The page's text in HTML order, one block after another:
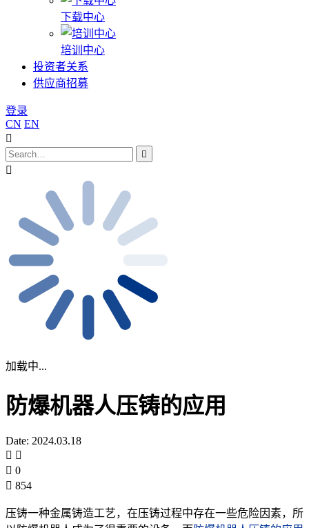
下载中心
培训中心
投资者关系
供应商招募
登录
CN EN
加载中...
防爆机器人压铸的应用
Date: 2024.03.18
0
854
压铸一种金属铸造工艺，在压铸过程中存在一些危险因素，所